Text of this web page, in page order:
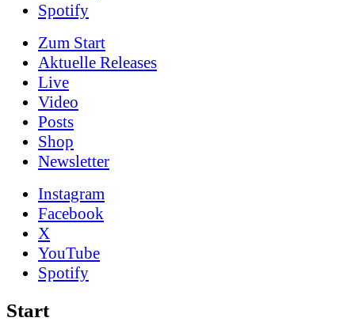
Spotify
Zum Start
Aktuelle Releases
Live
Video
Posts
Shop
News­letter
Instagram
Facebook
X
YouTube
Spotify
Start